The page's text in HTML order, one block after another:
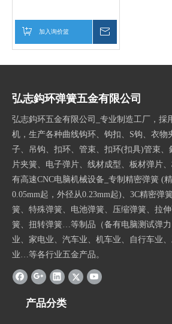
加入询价篮
弘志鈎环弹簧五金有限公司
弘志鈎环五金有限公司_专业制造工厂，採
机，生产各种曲线钩环、钩扣、S钩、衣物
子、吊钩、扣环、管束、扣环(扣具)管束、
片夹簧、电子弹片、线材成型、板材弹片
有高速CNC电脑机械设备_专制精密弹簧 (
0.05mm起，外径从0.23mm起)、3C精密弹
簧、特殊弹簧、电池弹簧、压缩弹簧、拉
簧、扭转弹簧…等制品（备有电脑测试弹
业、家电业、汽车业、机车业、自行车业
业…等各行业五金产品。
产品分类